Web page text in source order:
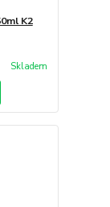
K2
Skladem